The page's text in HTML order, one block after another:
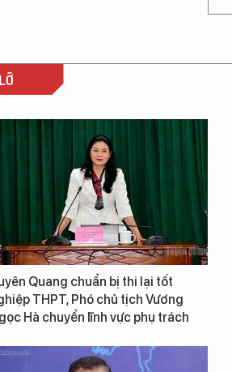
Quang chuẩn bị thi lại tốt
THPT, Phó chủ tịch Vương
Hà chuyển lĩnh vực phụ trách